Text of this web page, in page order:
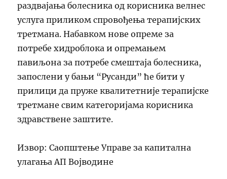
раздвајања болесника од корисника велнес
услуга приликом спровођења терапијских
третмана. Набавком нове опреме за
потребе хидроблока и опремањем
павиљона за потребе смештаја болесника,
запослени у бањи “Русанди” ће бити у
прилици да пруже квалитетније терапијске
третмане свим категоријама корисника
здравствене заштите.
Извор: Саопштење Управе за капитална
улагања АП Војводине